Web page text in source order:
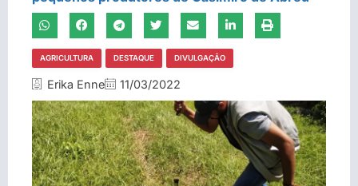
AGRICULTURA DESTAQUE DIVULGAÇÃO
Erika Enne 11/03/2022